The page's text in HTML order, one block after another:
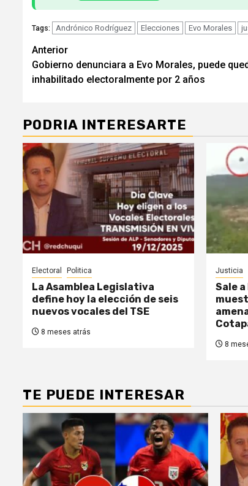
Tags: Andrónico Rodríguez Elecciones Evo Morales
Seguir
leyendo
Anterior
Gobierno denunciara a Evo Morales, puede
inhabilitado electoralmente por 2 años
PODRIA INTERESARTE
Electoral Politica
La Asamblea Legislativa
define hoy la elección de seis
nuevos vocales del TSE
8 meses atrás
Justicia
Sale
8
TE PUEDE INTERESAR